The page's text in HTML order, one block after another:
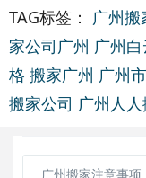
TAG标签： 广州搬
家公司广州 广州
格 搬家广州 广州
搬家公司 广州人
广州搬家注意事项